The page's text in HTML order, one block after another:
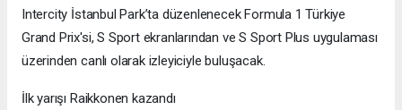
Intercity İstanbul Park’ta düzenlenecek Formula 1 Türkiye
Grand Prix'si, S Sport ekranlarından ve S Sport Plus uygulaması
üzerinden canlı olarak izleyiciyle buluşacak.
İlk yarışı Raikkonen kazandı